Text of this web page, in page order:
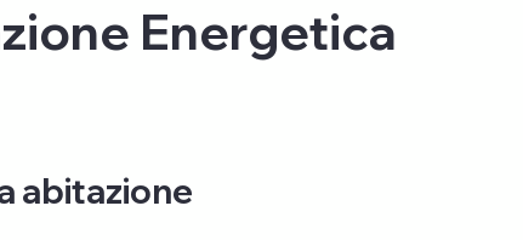
Energetica
abitazione